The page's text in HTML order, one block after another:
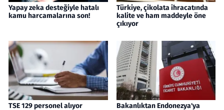
Yapay zeka desteğiyle hatalı
kamu harcamalarına son!
Türkiye, çikolata ihracatında
kalite ve ham maddeyle öne
çıkıyor
TSE 129 personel alıyor
Bakanlıktan Endonezya'ya